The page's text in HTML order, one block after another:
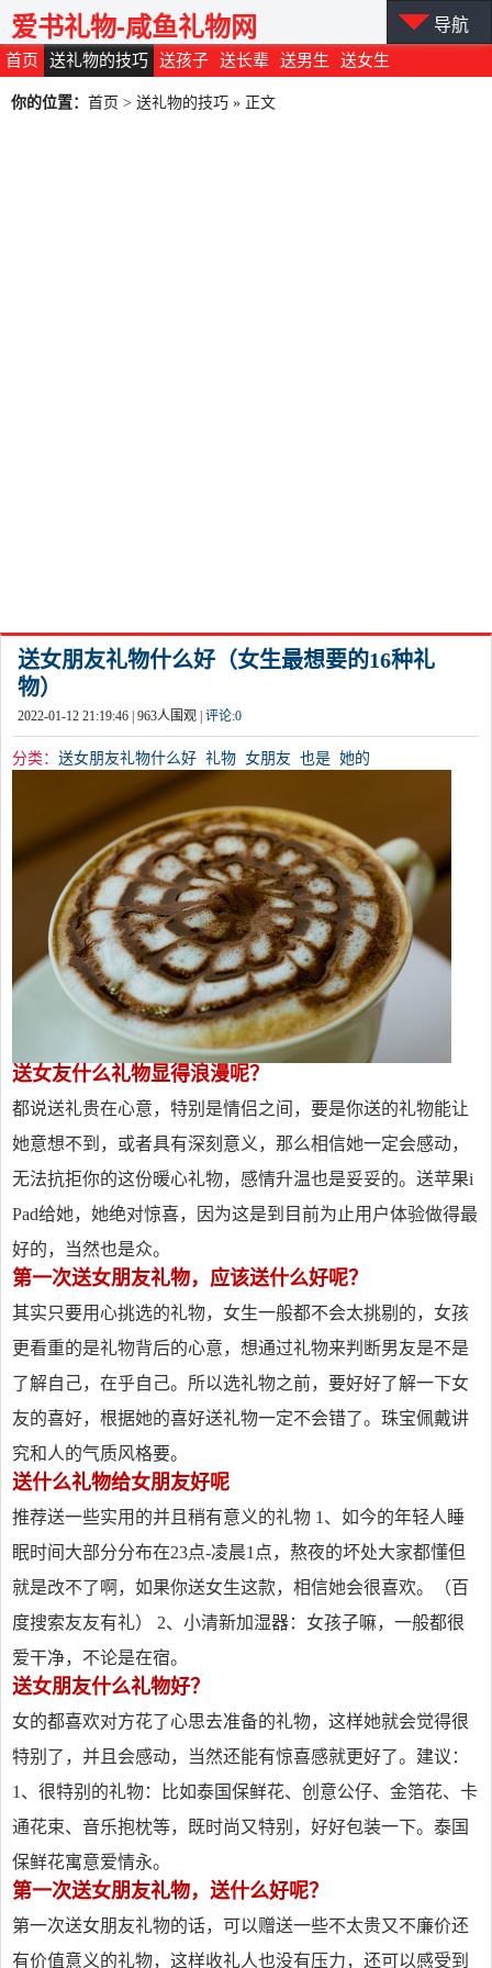
首页 送礼物的技巧 送孩子 送长辈 送男生 送女生
爱书礼物-咸鱼礼物网 导航
你的位置： 首页 > 送礼物的技巧 » 正文
送女朋友礼物什么好（女生最想要的16种礼
物）
2022-01-12 21:19:46 | 963人围观 | 评论:0
分类： 送女朋友礼物什么好 礼物 女朋友 也是 她的
送女友什么礼物显得浪漫呢？
都说送礼贵在心意，特别是情侣之间，要是你送的礼物能让
她意想不到，或者具有深刻意义，那么相信她一定会感动，
无法抗拒你的这份暖心礼物，感情升温也是妥妥的。送苹果i
Pad给她，她绝对惊喜，因为这是到目前为止用户体验做得最
好的，当然也是众。
第一次送女朋友礼物，应该送什么好呢？
其实只要用心挑选的礼物，女生一般都不会太挑剔的，女孩
更看重的是礼物背后的心意，想通过礼物来判断男友是不是
了解自己，在乎自己。所以选礼物之前，要好好了解一下女
友的喜好，根据她的喜好送礼物一定不会错了。珠宝佩戴讲
究和人的气质风格要。
送什么礼物给女朋友好呢
推荐送一些实用的并且稍有意义的礼物 1、如今的年轻人睡
眠时间大部分分布在23点-凌晨1点，熬夜的坏处大家都懂但
就是改不了啊，如果你送女生这款，相信她会很喜欢。（百
度搜索友友有礼） 2、小清新加湿器：女孩子嘛，一般都很
爱干净，不论是在宿。
送女朋友什么礼物好？
女的都喜欢对方花了心思去准备的礼物，这样她就会觉得很
特别了，并且会感动，当然还能有惊喜感就更好了。建议：
1、很特别的礼物：比如泰国保鲜花、创意公仔、金箔花、卡
通花束、音乐抱枕等，既时尚又特别，好好包装一下。泰国
保鲜花寓意爱情永。
第一次送女朋友礼物，送什么好呢？
第一次送女朋友礼物的话，可以赠送一些不太贵又不廉价还
有价值意义的礼物，这样收礼人也没有压力，还可以感受到